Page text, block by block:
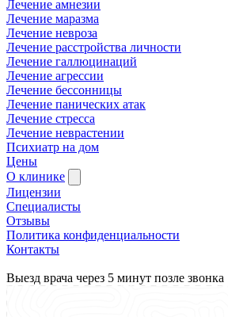
Лечение амнезии
Лечение маразма
Лечение невроза
Лечение расстройства личности
Лечение галлюцинаций
Лечение агрессии
Лечение бессонницы
Лечение панических атак
Лечение стресса
Лечение неврастении
Психиатр на дом
Цены
О клинике
Лицензии
Специалисты
Отзывы
Политика конфиденциальности
Контакты
Выезд врача через 5 минут позле звонка